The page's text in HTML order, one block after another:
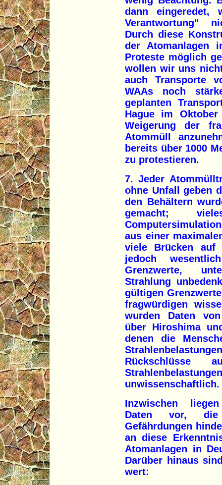
dann eingeredet,
Verantwortung"
Durch diese
der Atomanlagen
Proteste möglich
wollen wir uns
auch Transporte
WAAs noch
geplanten
Hague im
Weigerung der
Atommüll
bereits über 1000
zu protestieren.
7. Jeder
ohne Unfall geben
den Behältern
gemacht;
aus einer
viele Brücken auf
jedoch
Grenzwerte,
Strahlung
gültigen
fragwürdigen
wurden Daten
über Hiroshima
denen die
Rückschlüsse
unwissenschaftlich.
Inzwischen
Daten vor,
Gefährdungen
an diese
Atomanlagen in
Darüber hinaus
wert: